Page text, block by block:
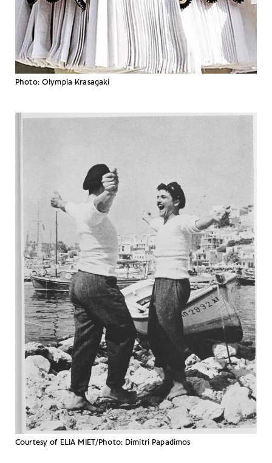
Photo: Olympia Krasagaki
Courtesy of ELIA MIET/Photo: Dimitri Papadimos